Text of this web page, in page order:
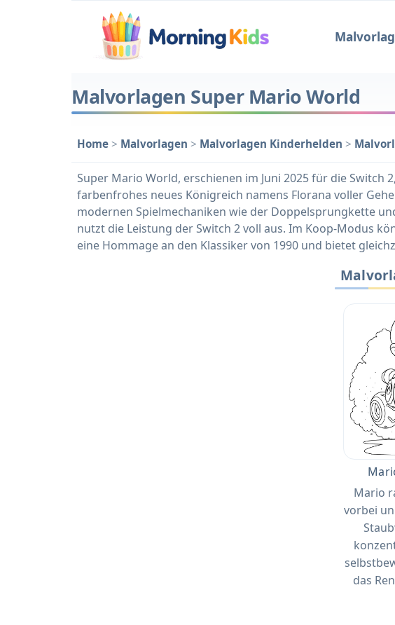
Malvorlagen Super Mario World
Home > Malvorlagen > Malvorlagen Kinderhelden >
Super Mario World, erschienen im Juni 2025 für die
farbenfrohes neues Königreich namens Florana voller
modernen Spielmechaniken wie der Doppelsprungkette
nutzt die Leistung der Switch 2 voll aus. Im Koop-Modus
eine Hommage an den Klassiker von 1990 und bietet
Mario
vorbei
das